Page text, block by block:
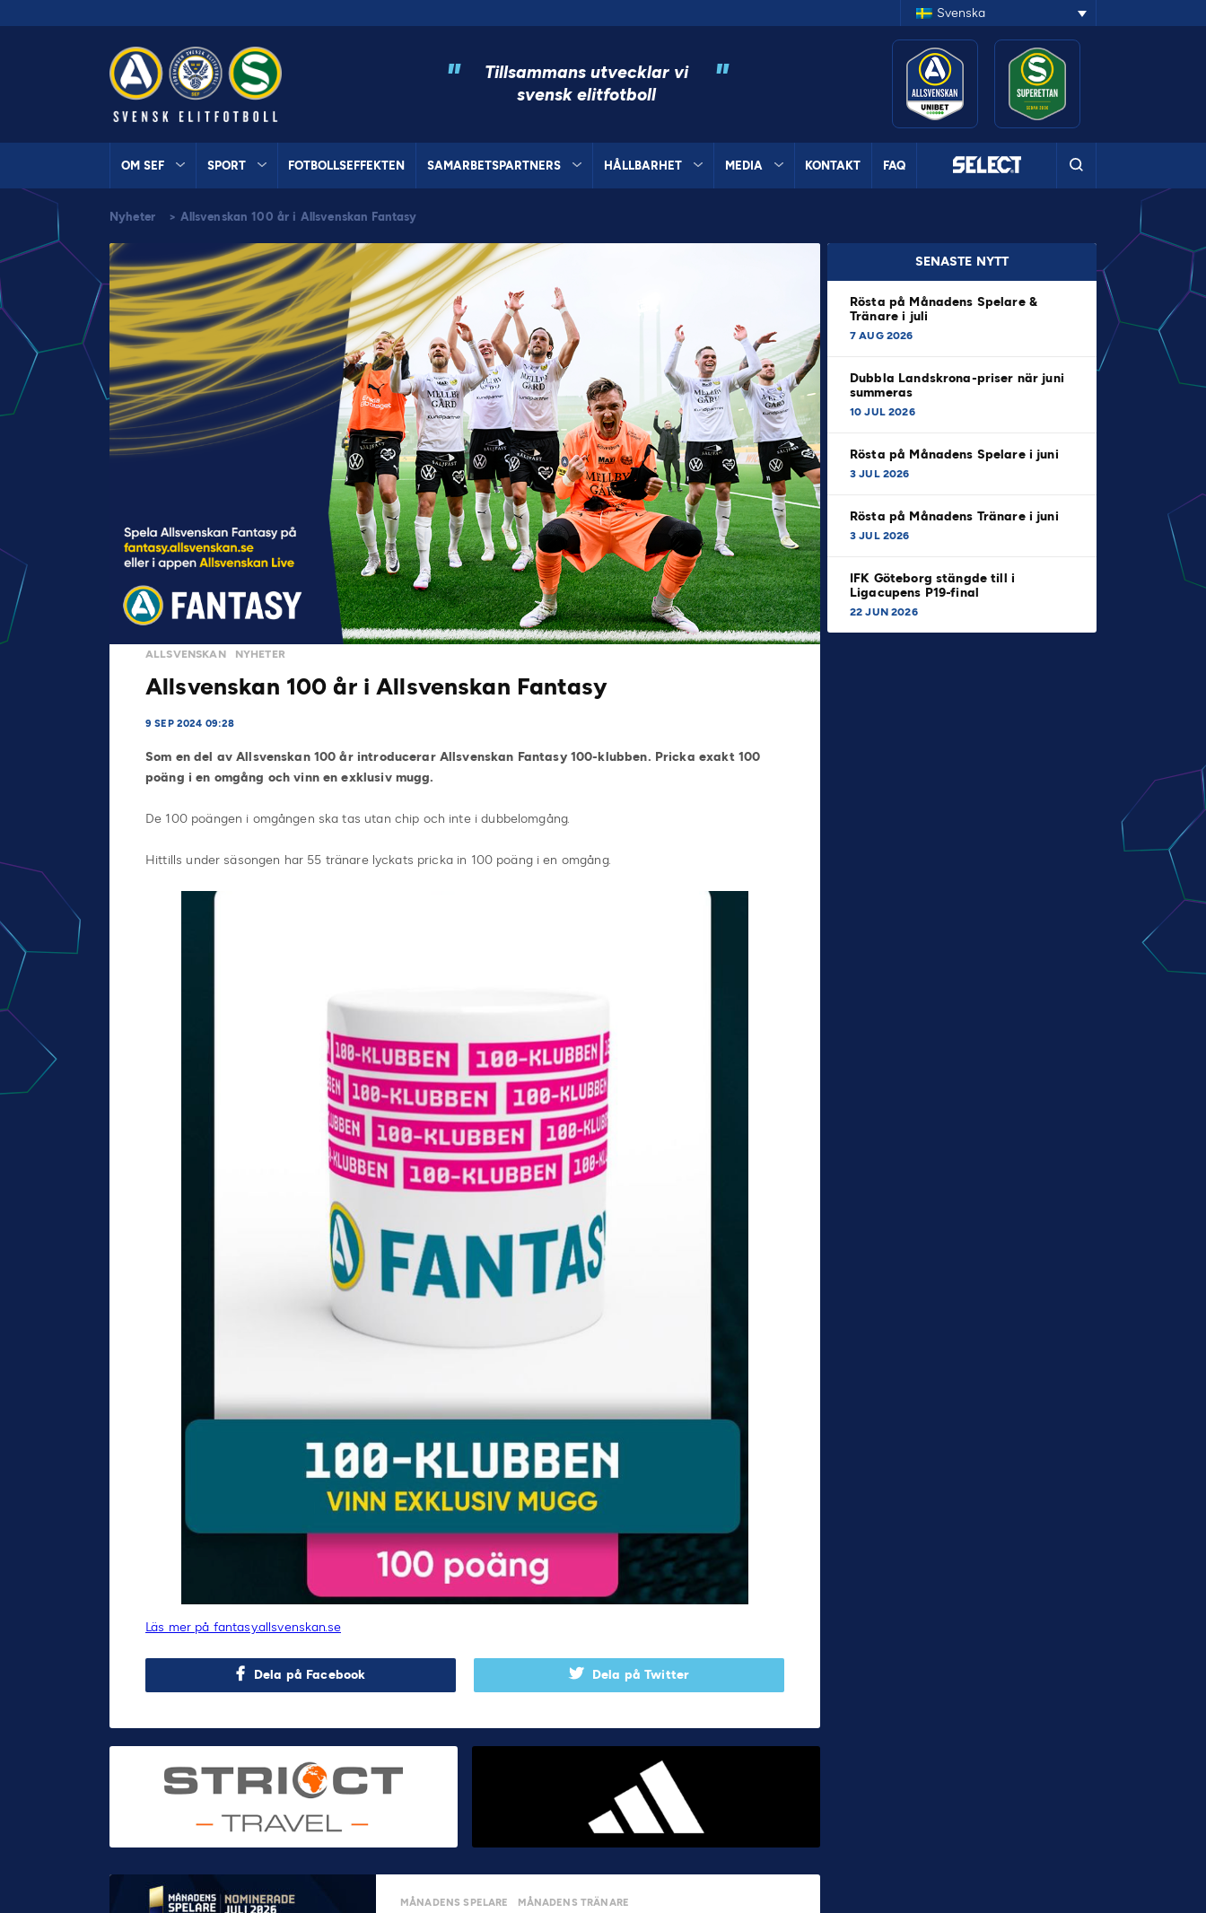
Svenska
"
Tillsammans utvecklar vi
svensk elitfotboll
"
OM SEF SPORT FOTBOLLSEFFEKTEN SAMARBETSPARTNERS HÅLLBARHET MEDIA KONTAKT FAQ
Nyheter > Allsvenskan 100 år i Allsvenskan Fantasy
ALLSVENSKAN NYHETER
Allsvenskan 100 år i Allsvenskan Fantasy
9 SEP 2024 09:28
Som en del av Allsvenskan 100 år introducerar Allsvenskan Fantasy 100-klubben. Pricka exakt 100
poäng i en omgång och vinn en exklusiv mugg.
De 100 poängen i omgången ska tas utan chip och inte i dubbelomgång.
Hittills under säsongen har 55 tränare lyckats pricka in 100 poäng i en omgång.
Läs mer på fantasy.allsvenskan.se
Dela på Facebook Dela på Twitter
SENASTE NYTT
Rösta på Månadens Spelare &
Tränare i juli
7 AUG 2026
Dubbla Landskrona-priser när juni
summeras
10 JUL 2026
Rösta på Månadens Spelare i juni
3 JUL 2026
Rösta på Månadens Tränare i juni
3 JUL 2026
IFK Göteborg stängde till i
Ligacupens P19-final
22 JUN 2026
MÅNADENS SPELARE MÅNADENS TRÄNARE